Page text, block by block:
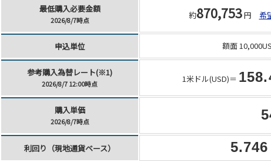
最低購入必要金額
2026/8/7時点 約870,753円 希
申込単位 額面
参考購入為替レート(※1)
2026/8/7 12:00時点 1米ドル(USD)＝
購入単価
2026/8/7時点
利回り（現地通貨ベース）